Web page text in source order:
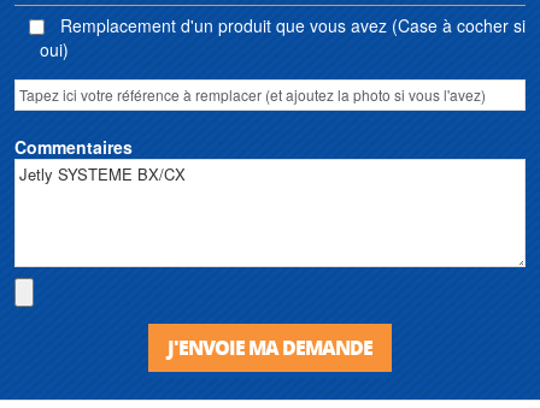
Remplacement d'un produit que vous avez (Case à cocher si
oui)
Commentaires
J'ENVOIE MA DEMANDE